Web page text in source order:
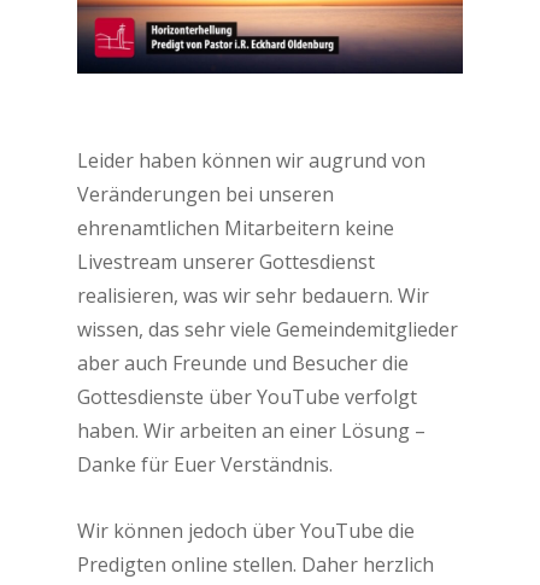
Leider haben können wir augrund von
Veränderungen bei unseren
ehrenamtlichen Mitarbeitern keine
Livestream unserer Gottesdienst
realisieren, was wir sehr bedauern. Wir
wissen, das sehr viele Gemeindemitglieder
aber auch Freunde und Besucher die
Gottesdienste über YouTube verfolgt
haben. Wir arbeiten an einer Lösung –
Danke für Euer Verständnis.
Wir können jedoch über YouTube die
Predigten online stellen. Daher herzlich